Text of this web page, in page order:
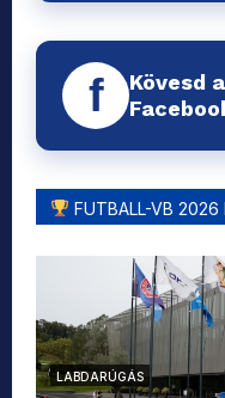
f
Kövesd
FUTBALL-VB 2026
LABDARÚGÁS